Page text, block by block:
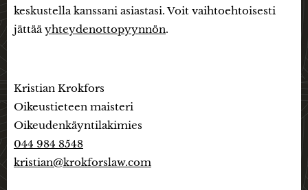
keskustella kanssani asiastasi. Voit vaihtoehtoisesti
jättääyhteydenottopyynnön.
Kristian Krokfors
Oikeustieteen maisteri
Oikeudenkäyntilakimies
044 984 8548
kristian@krokforslaw.com